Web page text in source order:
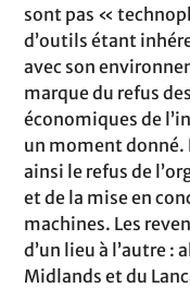
sont pas «
d’outils étant
avec son
marque du refus
économiques de
un moment donné.
ainsi le refus de
et de la mise en
machines. Les
d’un lieu à l’autre :
Midlands et du